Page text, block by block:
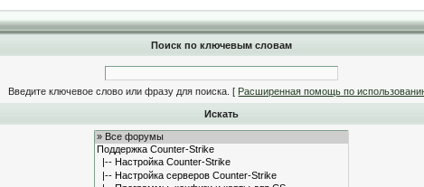
Поиск по ключевым словам
Введите ключевое слово или фразу для поиска. [ Расширенная помощь по
Искать